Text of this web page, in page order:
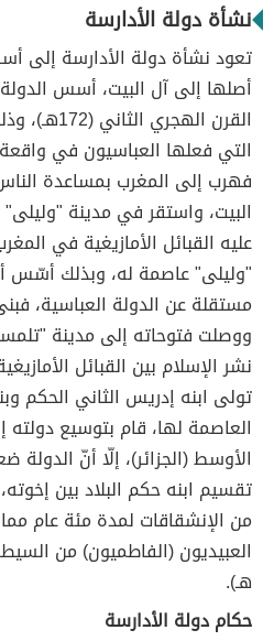
نشأة دولة الأدارسة
تعود نشأة دولة الأدارسة إلى
أصلها إلى آل البيت، أسس
القرن
التي فعلها العباسيون في
فهرب إلى المغرب بمساعدة
البيت، واستقر في مدينة
عليه القبائل الأمازيغية في
"وليلى" عاصمة له، وبذلك أسّس
مستقلة عن الدولة العباسية،
ووصلت فتوحاته إلى مدينة
نشر الإسلام بين القبائل
تولى ابنه إدريس الثاني الحكم
العاصمة لها، قام بتوسيع
الأوسط (الجزائر)، إلّا أنّ
تقسيم ابنه حكم البلاد بين
من الإنشقاقات لمدة مئة عام
هـ).
حكام دولة الأدارسة